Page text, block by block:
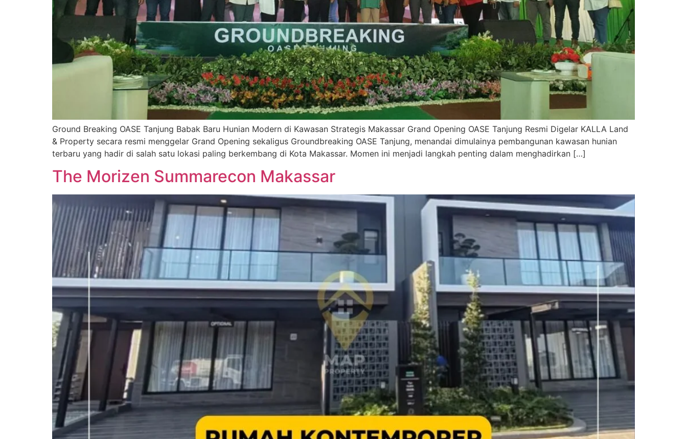
Ground Breaking OASE Tanjung Babak Baru Hunian Modern di Kawasan Strategis Makassar Grand Opening OASE Tanjung Resmi Digelar KALLA Land
& Property secara resmi menggelar Grand Opening sekaligus Groundbreaking OASE Tanjung, menandai dimulainya pembangunan kawasan hunian
terbaru yang hadir di salah satu lokasi paling berkembang di Kota Makassar. Momen ini menjadi langkah penting dalam menghadirkan […]
The Morizen Summarecon Makassar